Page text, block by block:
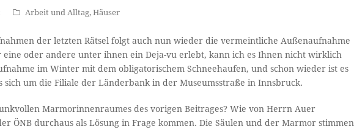
Arbeit und Alltag,Häuser
der letzten Rätsel folgt auch nun wieder die vermeintliche Außenaufnahme
oder andere unter ihnen ein Deja-vu erlebt, kann ich es Ihnen nicht wirklich
im Winter mit dem obligatorischem Schneehaufen, und schon wieder ist es
sich um die Filiale der Länderbank in der Museumsstraße in Innsbruck.
Marmorinnenraumes des vorigen Beitrages? Wie von Herrn Auer
ÖNB durchaus als Lösung in Frage kommen. Die Säulen und der Marmor stimmen